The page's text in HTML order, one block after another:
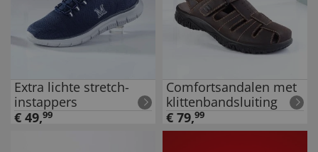
Extra lichte stretch-
instappers
€ 49,99
Comfortsandalen met
klittenbandsluiting
€ 79,99